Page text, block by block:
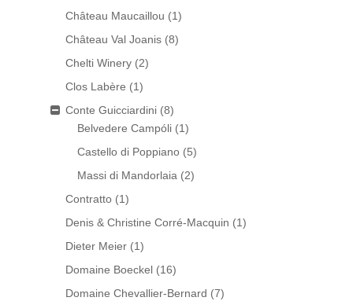
Château Maucaillou (1)
Château Val Joanis (8)
Chelti Winery (2)
Clos Labère (1)
Conte Guicciardini (8)
Belvedere Campóli (1)
Castello di Poppiano (5)
Massi di Mandorlaia (2)
Contratto (1)
Denis & Christine Corré-Macquin (1)
Dieter Meier (1)
Domaine Boeckel (16)
Domaine Chevallier-Bernard (7)